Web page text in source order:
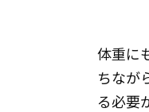
体重に
ちなが
る必要